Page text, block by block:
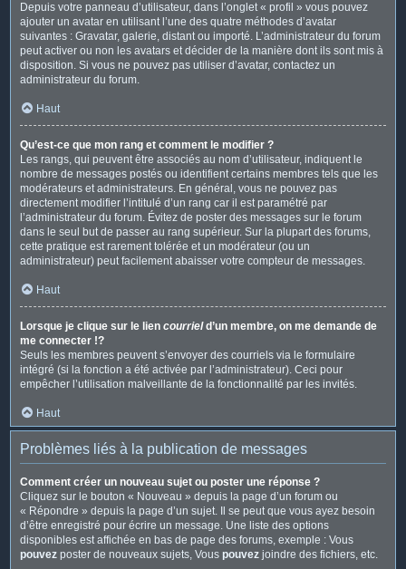
Depuis votre panneau d’utilisateur, dans l’onglet « profil » vous pouvez
ajouter un avatar en utilisant l’une des quatre méthodes d’avatar
suivantes : Gravatar, galerie, distant ou importé. L’administrateur du forum
peut activer ou non les avatars et décider de la manière dont ils sont mis à
disposition. Si vous ne pouvez pas utiliser d’avatar, contactez un
administrateur du forum.
Haut
Qu’est-ce que mon rang et comment le modifier ?
Les rangs, qui peuvent être associés au nom d’utilisateur, indiquent le
nombre de messages postés ou identifient certains membres tels que les
modérateurs et administrateurs. En général, vous ne pouvez pas
directement modifier l’intitulé d’un rang car il est paramétré par
l’administrateur du forum. Évitez de poster des messages sur le forum
dans le seul but de passer au rang supérieur. Sur la plupart des forums,
cette pratique est rarement tolérée et un modérateur (ou un
administrateur) peut facilement abaisser votre compteur de messages.
Haut
Lorsque je clique sur le lien courrield’un membre, on me demande de
me connecter !?
Seuls les membres peuvent s’envoyer des courriels via le formulaire
intégré (si la fonction a été activée par l’administrateur). Ceci pour
empêcher l’utilisation malveillante de la fonctionnalité par les invités.
Haut
Problèmes liés à la publication de messages
Comment créer un nouveau sujet ou poster une réponse ?
Cliquez sur le bouton « Nouveau » depuis la page d’un forum ou
« Répondre » depuis la page d’un sujet. Il se peut que vous ayez besoin
d’être enregistré pour écrire un message. Une liste des options
disponibles est affichée en bas de page des forums, exemple : Vous
pouvez poster de nouveaux sujets, Vous pouvez joindre des fichiers, etc.